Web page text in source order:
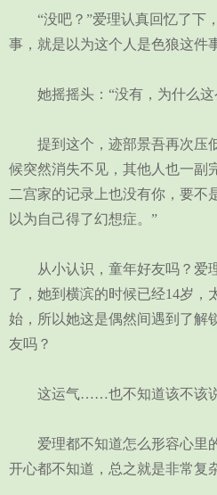
“没吧？”爱理认真回忆了下
事，就是以为这个人是色狼这件
她摇摇头：“没有，为什么这
提到这个，迹部景吾再次压
候突然消失不见，其他人也一副
二宫家的记录上也没有你，要不
以为自己得了幻想症。”
从小认识，童年好友吗？爱
了，她到横滨的时候已经14岁，
始，所以她这是偶然间遇到了解
友吗？
这运气……也不知道该不该说
爱理都不知道怎么形容心里
开心都不知道，总之就是非常复